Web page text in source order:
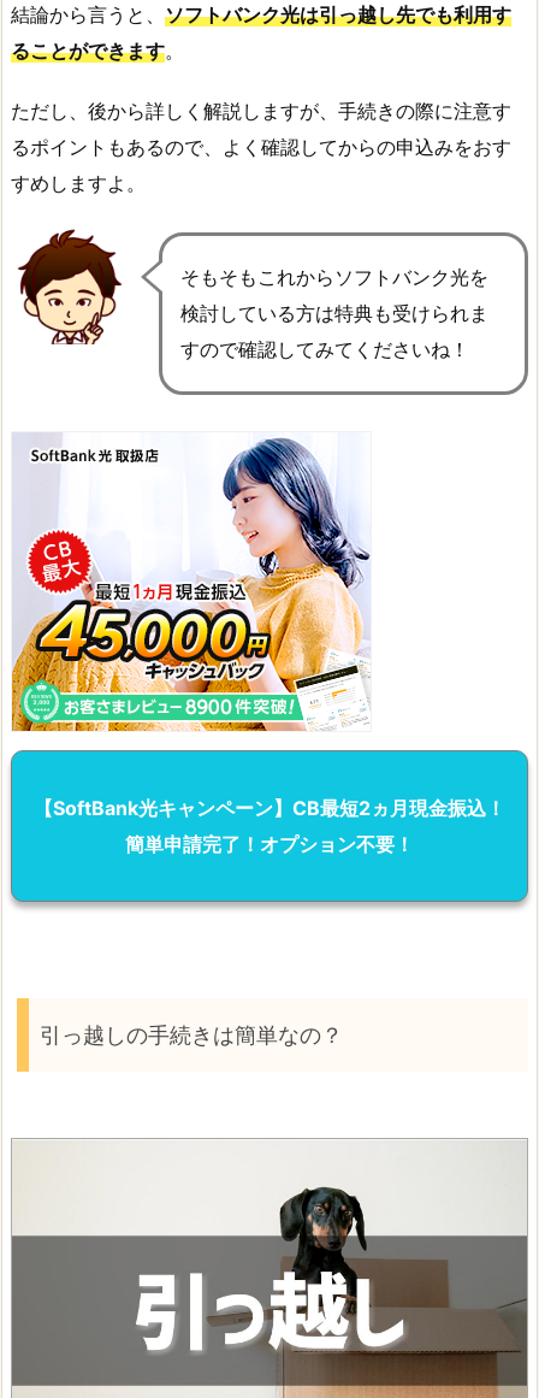
結論から言うと、 ソフトバンク光は引っ越し先でも利用す
ることができます。
ただし、後から詳しく解説しますが、手続きの際に注意す
るポイントもあるので、よく確認してからの申込みをおす
すめしますよ。
そもそもこれからソフトバンク光を
検討している方は特典も受けられま
すので確認してみてくださいね！
【SoftBank光キャンペーン】CB最短2ヵ月現金振込！
簡単申請完了！オプション不要！
引っ越しの手続きは簡単なの？